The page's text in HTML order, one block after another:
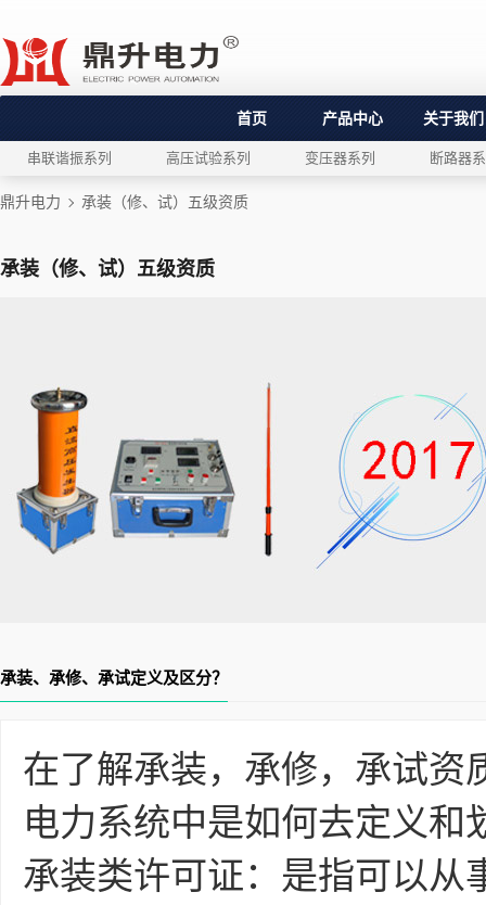
首页 产品中心 关于我们
串联谐振系列 高压试验系列 变压器系列 断路器
鼎升电力 承装（修、试）五级资质
承装（修、试）五级资质
承装、承修、承试定义及区分？
在了解承装，承修，承试资
电力系统中是如何去定义
承装类许可证：是指可以从